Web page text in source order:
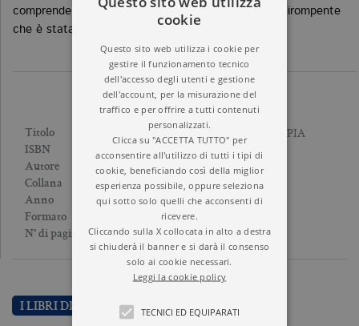
comprendere storicamente quel fenomeno storico dirompente
che è stata la psicoanalisi.
Titolo CHE COS’È LA PSICOTERAPIA
ISBN 9788833927503
Autore CARL GUSTAV JUNG
Collana I GRANDI PENSATORI
Anno 2016
Formato Brossura
N° di pagine 160
I LIBRI DI CARL GUSTAV JUNG
cookie
Questo sito web utilizza i cookie per
gestire il funzionamento tecnico
dell'accesso degli utenti e gestione
dell'account, per la misurazione del
traffico e per offrire a tutti contenuti
personalizzati.
Clicca su "ACCETTA TUTTO" per
acconsentire all'utilizzo di tutti i tipi di
cookie, beneficiando così della miglior
esperienza possibile, oppure seleziona
qui sotto solo quelli che acconsenti di
ricevere.
Cliccando sulla X collocata in alto a destra
si chiuderà il banner e si darà il consenso
solo ai cookie necessari.
Leggi la cookie policy
TECNICI ED EQUIPARATI